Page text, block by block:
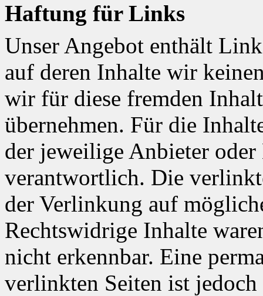
Haftung für Links
Unser Angebot enthält
auf deren Inhalte wir
wir für diese fremden
übernehmen. Für die
der jeweilige Anbieter oder
verantwortlich. Die
der Verlinkung auf
Rechtswidrige Inhalte
nicht erkennbar. Eine
verlinkten Seiten ist